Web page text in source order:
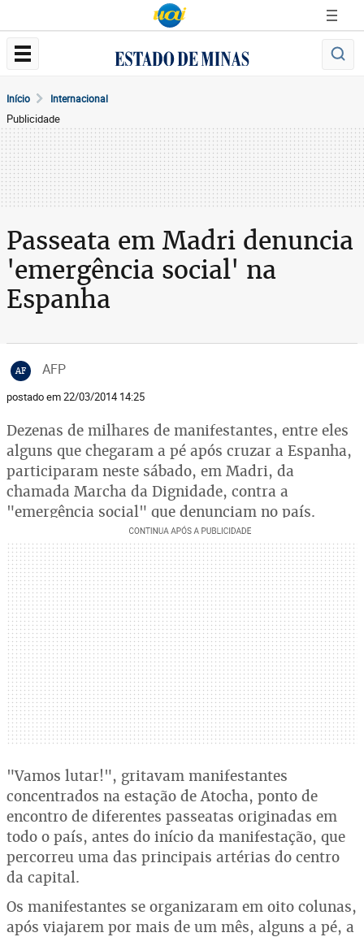
Início Internacional
Publicidade
Passeata em Madri denuncia
'emergência social' na
Espanha
AF AFP
postado em 22/03/2014 14:25
Dezenas de milhares de manifestantes, entre eles
alguns que chegaram a pé após cruzar a Espanha,
participaram neste sábado, em Madri, da
chamada Marcha da Dignidade, contra a
"emergência social" que denunciam no país.
"Vamos lutar!", gritavam manifestantes
concentrados na estação de Atocha, ponto de
encontro de diferentes passeatas originadas em
todo o país, antes do início da manifestação, que
percorreu uma das principais artérias do centro
da capital.
Os manifestantes se organizaram em oito colunas,
após viajarem por mais de um mês, alguns a pé, a